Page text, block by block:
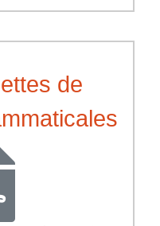
de